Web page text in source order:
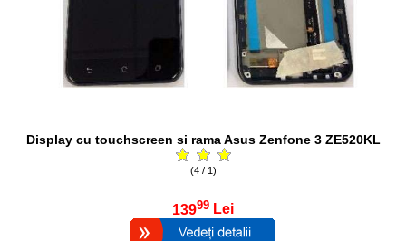
Display cu touchscreen si rama Asus Zenfone 3 ZE520KL
(4 / 1)
13999 Lei